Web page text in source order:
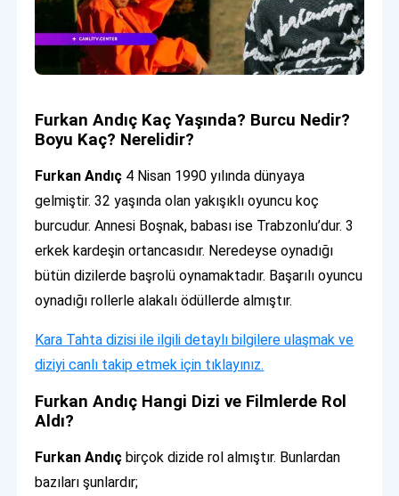
Furkan Andıç Kaç Yaşında? Burcu Nedir?
Boyu Kaç? Nerelidir?
Furkan Andıç 4 Nisan 1990 yılında dünyaya
gelmiştir. 32 yaşında olan yakışıklı oyuncu koç
burcudur. Annesi Boşnak, babası ise Trabzonlu’dur. 3
erkek kardeşin ortancasıdır. Neredeyse oynadığı
bütün dizilerde başrolü oynamaktadır. Başarılı oyuncu
oynadığı rollerle alakalı ödüllerde almıştır.
Kara Tahta dizisi ile ilgili detaylı bilgilere ulaşmak ve
diziyi canlı takip etmek için tıklayınız.
Furkan Andıç Hangi Dizi ve Filmlerde Rol
Aldı?
Furkan Andıç birçok dizide rol almıştır. Bunlardan
bazıları şunlardır;